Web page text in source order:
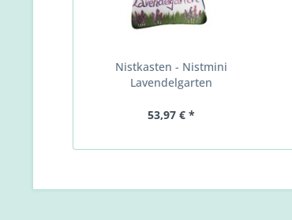
Nistkasten - Nistmini
Lavendelgarten
53,97 € *